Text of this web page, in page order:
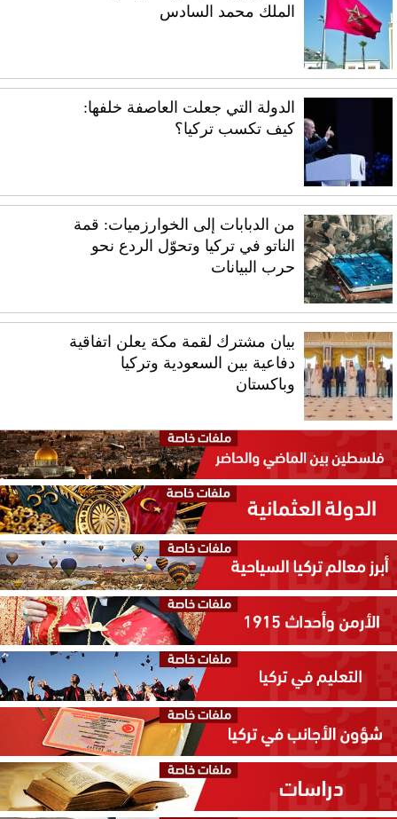
الملك محمد السادس
الدولة التي جعلت العاصفة خلفها:
كيف تكسب تركيا؟
من الدبابات إلى الخوارزميات: قمة
الناتو في تركيا وتحوّل الردع نحو
حرب البيانات
بيان مشترك لقمة مكة يعلن اتفاقية
دفاعية بين السعودية وتركيا
وباكستان